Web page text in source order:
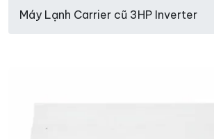
Máy Lạnh Carrier cũ 3HP Inverter